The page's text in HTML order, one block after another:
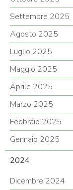
Settembre 2025
Agosto 2025
Luglio 2025
Maggio 2025
Aprile 2025
Marzo 2025
Febbraio 2025
Gennaio 2025
2024
Dicembre 2024